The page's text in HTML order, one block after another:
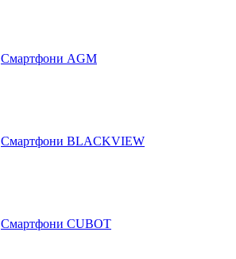
Cмартфони AGM
Смартфони BLACKVIEW
Смартфони CUBOT